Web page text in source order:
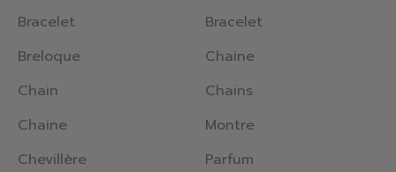
Bracelet
Breloque
Chain
Chaine
Chevillère
Bracelet
Chaine
Chains
Montre
Parfum